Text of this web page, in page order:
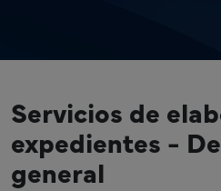
Servicios de
expedientes -
general